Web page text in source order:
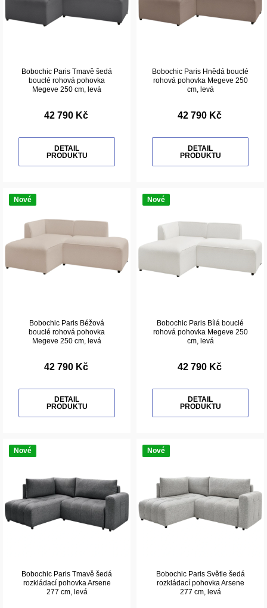
Bobochic Paris Tmavě šedá
bouclé rohová pohovka
Megeve 250 cm, levá
42 790 Kč
DETAIL
PRODUKTU
Bobochic Paris Hnědá bouclé
rohová pohovka Megeve 250
cm, levá
42 790 Kč
DETAIL
PRODUKTU
Nové
Bobochic Paris Béžová
bouclé rohová pohovka
Megeve 250 cm, levá
42 790 Kč
DETAIL
PRODUKTU
Nové
Bobochic Paris Bílá bouclé
rohová pohovka Megeve 250
cm, levá
42 790 Kč
DETAIL
PRODUKTU
Nové
Bobochic Paris Tmavě šedá
rozkládací pohovka Arsene
277 cm, levá
Nové
Bobochic Paris Světle šedá
rozkládací pohovka Arsene
277 cm, levá